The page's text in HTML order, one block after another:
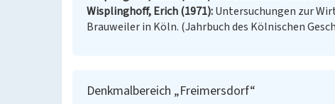
Wisplinghoff, Erich (1971) Untersuchungen zur
Brauweiler in Köln. (Jahrbuch des Kölnischen
Denkmalbereich „Freimersdorf“